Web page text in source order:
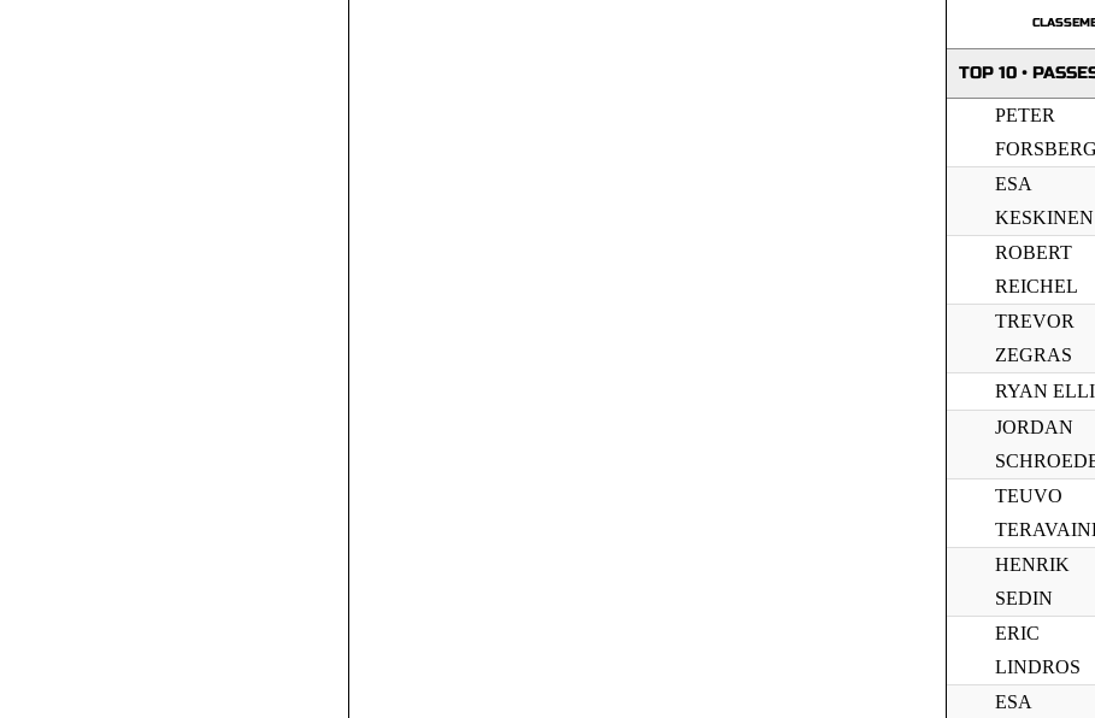
TOP 10 •
PETER
FORSBERG
ESA
KESKINEN
ROBERT
REICHEL
TREVOR
ZEGRAS
RYAN
JORDAN
TEUVO
HENRIK
SEDIN
ERIC
LINDROS
ESA